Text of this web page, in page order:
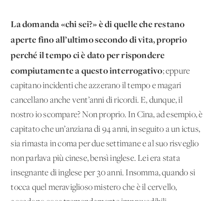
La domanda «chi sei?» è di quelle che restano
aperte fino all’ultimo secondo di vita, proprio
perché il tempo ci è dato per rispondere
compiutamente a questo interrogativo; eppure
capitano incidenti che azzerano il tempo e magari
cancellano anche vent’anni di ricordi. E, dunque, il
nostro io scompare? Non proprio. In Cina, ad esempio, è
capitato che un’anziana di 94 anni, in seguito a un ictus,
sia rimasta in coma per due settimane e al suo risveglio
non parlava più cinese, bensì inglese. Lei era stata
insegnante di inglese per 30 anni. Insomma, quando si
tocca quel meraviglioso mistero che è il cervello,